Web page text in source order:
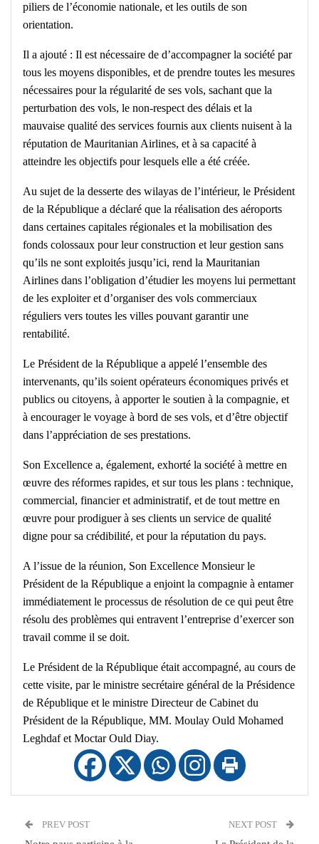
piliers de l’économie nationale, et les outils de son
orientation.
Il a ajouté : Il est nécessaire de d’accompagner la société par
tous les moyens disponibles, et de prendre toutes les mesures
nécessaires pour la régularité de ses vols, sachant que la
perturbation des vols, le non-respect des délais et la
mauvaise qualité des services fournis aux clients nuisent à la
réputation de Mauritanian Airlines, et à sa capacité à
atteindre les objectifs pour lesquels elle a été créée.
Au sujet de la desserte des wilayas de l’intérieur, le Président
de la République a déclaré que la réalisation des aéroports
dans certaines capitales régionales et la mobilisation des
fonds colossaux pour leur construction et leur gestion sans
qu’ils ne sont exploités jusqu’ici, rend la Mauritanian
Airlines dans l’obligation d’étudier les moyens lui permettant
de les exploiter et d’organiser des vols commerciaux
réguliers vers toutes les villes pouvant garantir une
rentabilité.
Le Président de la République a appelé l’ensemble des
intervenants, qu’ils soient opérateurs économiques privés et
publics ou citoyens, à apporter le soutien à la compagnie, et
à encourager le voyage à bord de ses vols, et d’être objectif
dans l’appréciation de ses prestations.
Son Excellence a, également, exhorté la société à mettre en
œuvre des réformes rapides, et sur tous les plans : technique,
commercial, financier et administratif, et de tout mettre en
œuvre pour prodiguer à ses clients un service de qualité
digne pour sa crédibilité, et pour la réputation du pays.
A l’issue de la réunion, Son Excellence Monsieur le
Président de la République a enjoint la compagnie à entamer
immédiatement le processus de résolution de ce qui peut être
résolu des problèmes qui entravent l’entreprise d’exercer son
travail comme il se doit.
Le Président de la République était accompagné, au cours de
cette visite, par le ministre secrétaire général de la Présidence
de République et le ministre Directeur de Cabinet du
Président de la République, MM. Moulay Ould Mohamed
Leghdaf et Moctar Ould Diay.
PREV POST NEXT POST